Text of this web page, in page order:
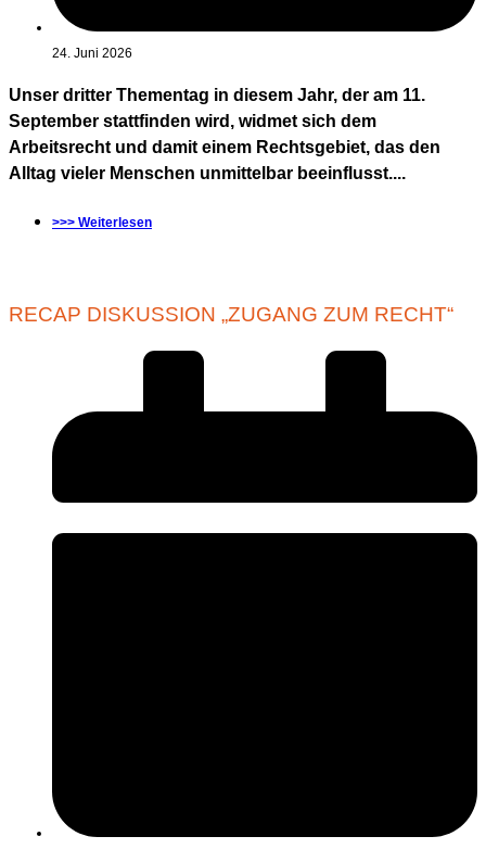
24. Juni 2026
Unser dritter Thementag in diesem Jahr, der am 11.
September stattfinden wird, widmet sich dem
Arbeitsrecht und damit einem Rechtsgebiet, das den
Alltag vieler Menschen unmittelbar beeinflusst....
>>> Weiterlesen
RECAP DISKUSSION „ZUGANG ZUM RECHT“